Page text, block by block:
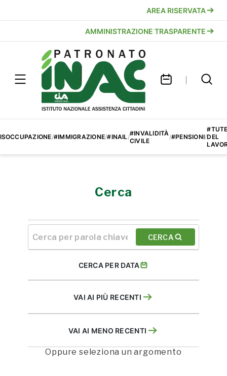
AREA RISERVATA
AMMINISTRAZIONE TRASPARENTE
/#IMMIGRAZIONE/#INAIL/#INVALIDITÀ
CIVILE
/#PENSIONI/DEL
Cerca
CERCA
CERCA PER DATA
VAI AI PIÙ RECENTI
VAI AI MENO RECENTI
Oppure seleziona un argomento